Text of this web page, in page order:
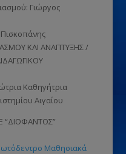
Γιώργος
ΚΑΙ ΑΝΑΠΤΥΞΗΣ /
Καθηγήτρια
Αιγαίου
“ΔΙΟΦΑΝΤΟΣ”
Μαθησιακά